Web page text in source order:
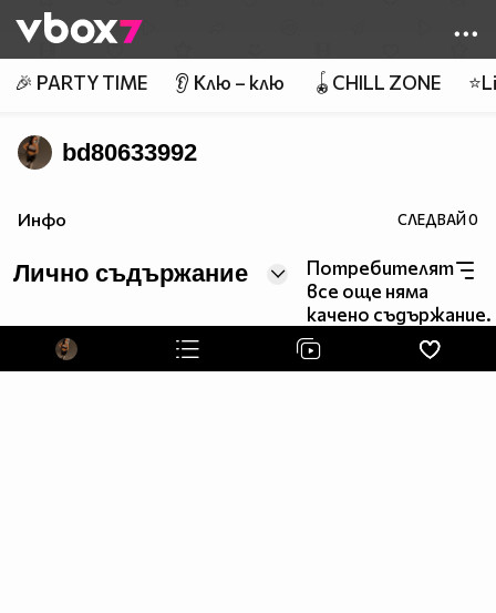
👾
🎉 PARTY TIME 👂 Клю – клю 🪀CHILL ZONE
bd80633992
Инфо СЛЕДВАЙ0
Лично съдържание
Потребителят
все още няма
качено съдържание.